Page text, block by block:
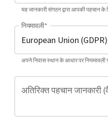
यह जानकारी संगठन द्वारा आपकी पहचान के
नियमावली*
अपने निवास स्थान के आधार पर
अतिरिक्त पहचान जानकारी